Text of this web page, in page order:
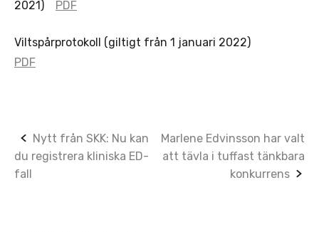
2021)
PDF
Viltspårprotokoll (giltigt från 1 januari 2022)
PDF
Post
navigation
Nytt från SKK: Nu kan
du registrera kliniska ED-
fall
Marlene Edvinsson har valt
att tävla i tuffast tänkbara
konkurrens